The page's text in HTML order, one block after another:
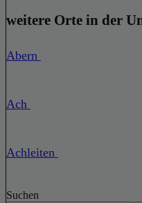
weitere Orte in der
Abern
Ach
Achleiten
Suchen